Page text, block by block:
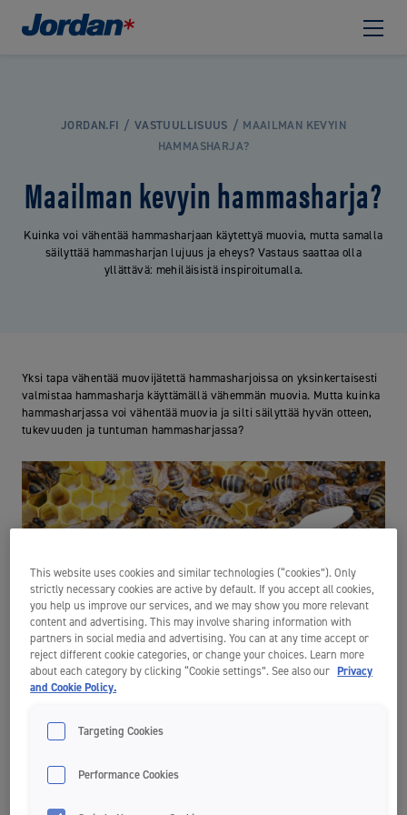
JORDAN.FI VASTUULLISUUS
MAAILMAN KEVYIN
HAMMASHARJA?
Maailman kevyin hammasharja?
Kuinka voi vähentää hammasharjaan käytettyä muovia, mutta samalla
säilyttää hammasharjan lujuus ja eheys? Vastaus saattaa olla
yllättävä: mehiläisistä inspiroitumalla.
Yksi tapa vähentää muovijätettä hammasharjoissa on yksinkertaisesti
valmistaa hammasharja käyttämällä vähemmän muovia. Mutta kuinka
hammasharjassa voi vähentää muovia ja silti säilyttää hyvän otteen,
tukevuuden ja tuntuman hammasharjassa?
This website uses cookies and similar technologies (“cookies”). Only
strictly necessary cookies are active by default. If you accept all cookies,
you help us improve our services, and we may show you more relevant
content and advertising. This may involve sharing information with
partners in social media and advertising. You can at any time accept or
reject different cookie categories, or change your choices. Learn more
about each category by clicking “Cookie settings”. See also our Privacy
and Cookie Policy.
Targeting Cookies
Performance Cookies